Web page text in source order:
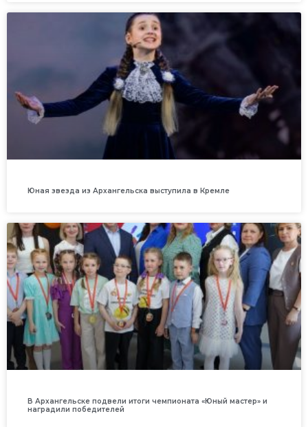
Юная звезда из Архангельска выступила в Кремле
В Архангельске подвели итоги чемпионата «Юный мастер» и
наградили победителей